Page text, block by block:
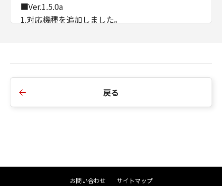
■Ver.1.5.0a
1.対応機種を追加しました。
■Ver.1.3.0
戻る
お問い合わせ サイトマップ